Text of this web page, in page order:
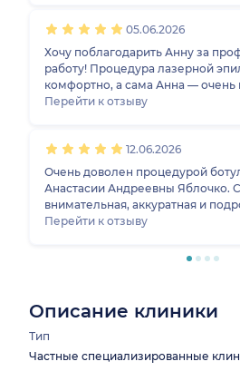
05.06.2026
Хочу поблагодарить Анну за
работу! Процедура лазерной
комфортно, а сама Анна — очень
доброжелательная, что создает
Перейти к отзыву
12.06.2026
Очень доволен процедурой
Анастасии Андреевны Яблочко.
внимательная, аккуратная и
каждый этап. Процедура прошла
поользоваться, и что нужно будет
Перейти к отзыву
Описание клиники
Тип
Частные специализированные